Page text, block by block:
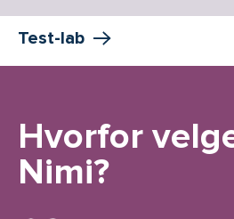
Test-lab
Hvorfor
Nimi?